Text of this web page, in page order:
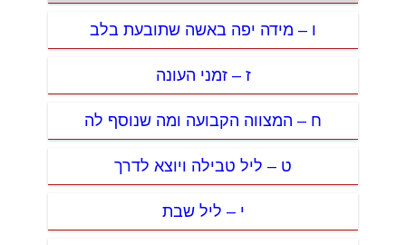
ו – מידה יפה באשה שתובעת בלב
ז – זמני העונה
ח – המצווה הקבועה ומה שנוסף לה
ט – ליל טבילה ויוצא לדרך
י – ליל שבת